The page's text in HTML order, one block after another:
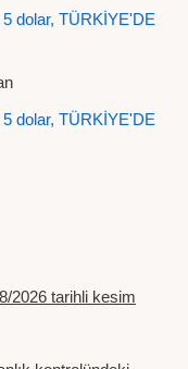
dolar, TÜRKİYE'DE
dolar, TÜRKİYE'DE
2026 tarihli kesim